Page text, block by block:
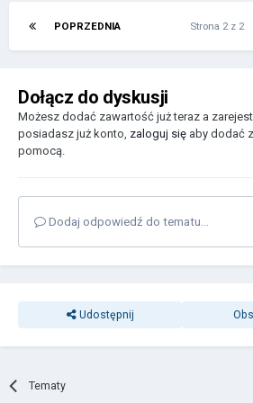
POPRZEDNIA Strona 2 z 2
Dołącz do dyskusji
Możesz dodać zawartość już teraz a
posiadasz już konto, zaloguj się aby dodać
pomocą.
Dodaj odpowiedź do tematu...
Udostępnij
Tematy